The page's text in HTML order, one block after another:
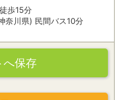
歩15分
奈川県) 民間バス10分
保存